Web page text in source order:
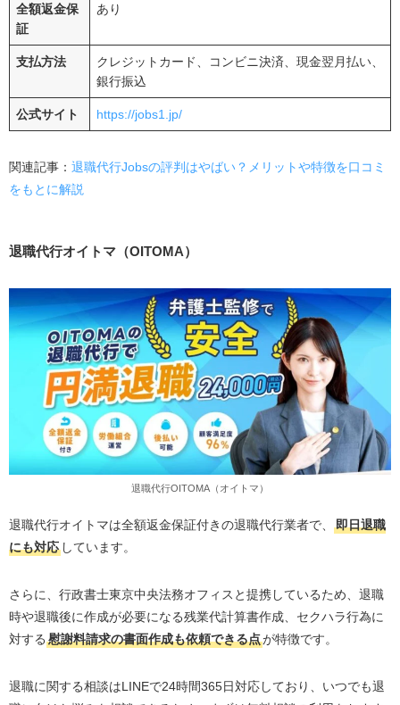
全額返金保
証
あり
支払方法
クレジットカード、コンビニ決済、現金翌月払い、
銀行振込
公式サイト https://jobs1.jp/
関連記事： 退職代行Jobsの評判はやばい？メリットや特徴を口コミ
をもとに解説
退職代行オイトマ（OITOMA）
退職代行OITOMA（オイトマ）
退職代行オイトマは全額返金保証付きの退職代行業者で、
即日退職
にも対応しています。
さらに、行政書士東京中央法務オフィスと提携しているため、退職
時や退職後に作成が必要になる残業代計算書作成、セクハラ行為に
対する 慰謝料請求の書面作成も依頼できる点が特徴です。
退職に関する相談はLINEで24時間365日対応しており、いつでも退